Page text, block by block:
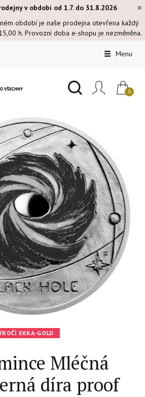
×
v období od 1.7. do 31.8.2026
období je naše prodejna otevřena každý
h. Provozní doba e-shopu je nezměněna.
Menu
EKKA-GOLD
Mléčná
díra proof